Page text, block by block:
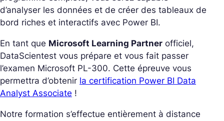
d’analyser les données et de créer des tableaux de
bord riches et interactifs avec Power BI.
En tant que Microsoft Learning Partner officiel,
DataScientest vous prépare et vous fait passer
l’examen Microsoft PL-300. Cette épreuve vous
permettra d’obtenir la certification Power BI Data
Analyst Associate !
Notre formation s’effectue entièrement à distance